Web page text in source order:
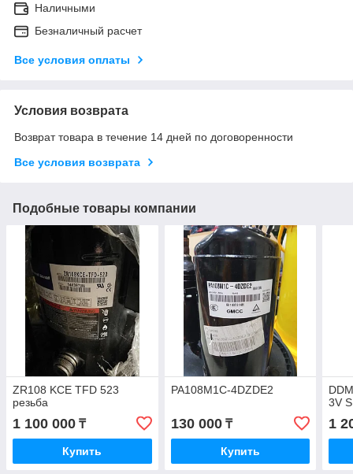
Наличными
Безналичный расчет
Все условия оплаты
Условия возврата
Возврат товара в течение 14 дней по договоренности
Все условия возврата
Подобные товары компании
ZR108 KCE TFD 523
резьба
1 100 000 ₸
Купить
PA108M1C-4DZDE2
130 000₸
Купить
3V
1